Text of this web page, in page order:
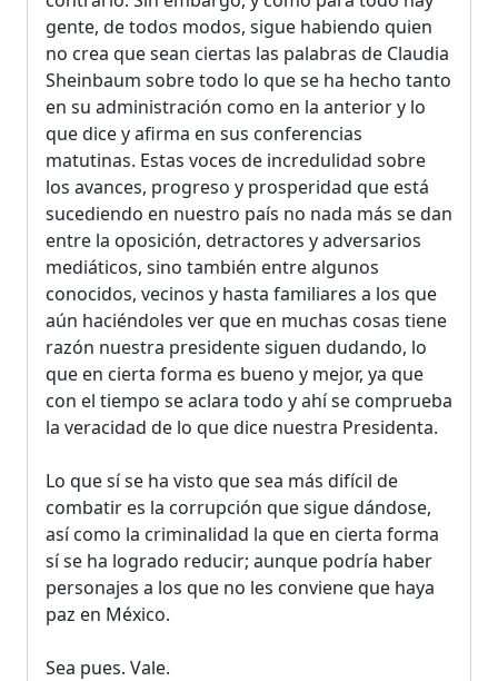
gente, de todos modos, sigue habiendo quien
no crea que sean ciertas las palabras de Claudia
Sheinbaum sobre todo lo que se ha hecho tanto
en su administración como en la anterior y lo
que dice y afirma en sus conferencias
matutinas. Estas voces de incredulidad sobre
los avances, progreso y prosperidad que está
sucediendo en nuestro país no nada más se dan
entre la oposición, detractores y adversarios
mediáticos, sino también entre algunos
conocidos, vecinos y hasta familiares a los que
aún haciéndoles ver que en muchas cosas tiene
razón nuestra presidente siguen dudando, lo
que en cierta forma es bueno y mejor, ya que
con el tiempo se aclara todo y ahí se comprueba
la veracidad de lo que dice nuestra Presidenta.
Lo que sí se ha visto que sea más difícil de
combatir es la corrupción que sigue dándose,
así como la criminalidad la que en cierta forma
sí se ha logrado reducir; aunque podría haber
personajes a los que no les conviene que haya
paz en México.
Sea pues. Vale.